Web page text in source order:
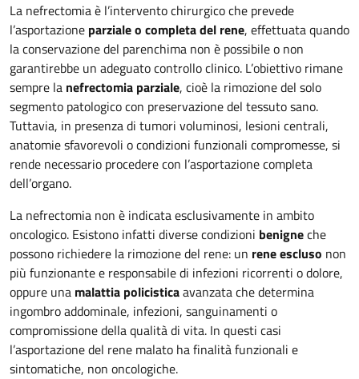
La nefrectomia è l’intervento chirurgico che prevede
l’asportazione parziale o completa del rene, effettuata quando
la conservazione del parenchima non è possibile o non
garantirebbe un adeguato controllo clinico. L’obiettivo rimane
sempre la nefrectomia parziale, cioè la rimozione del solo
segmento patologico con preservazione del tessuto sano.
Tuttavia, in presenza di tumori voluminosi, lesioni centrali,
anatomie sfavorevoli o condizioni funzionali compromesse, si
rende necessario procedere con l’asportazione completa
dell’organo.
La nefrectomia non è indicata esclusivamente in ambito
oncologico. Esistono infatti diverse condizioni benigneche
possono richiedere la rimozione del rene: un rene escluso non
più funzionante e responsabile di infezioni ricorrenti o dolore,
oppure una malattia policisticaavanzata che determina
ingombro addominale, infezioni, sanguinamenti o
compromissione della qualità di vita. In questi casi
l’asportazione del rene malato ha finalità funzionali e
sintomatiche, non oncologiche.